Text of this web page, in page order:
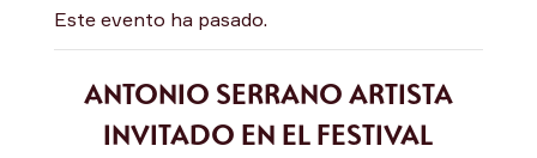
Este evento ha pasado.
ANTONIO SERRANO ARTISTA
INVITADO EN EL FESTIVAL